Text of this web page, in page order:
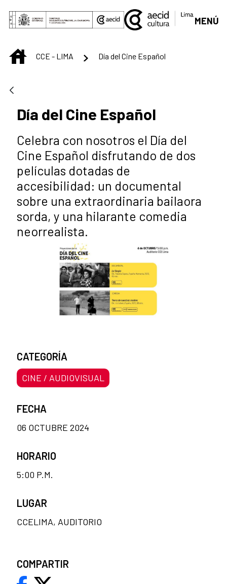
Saltar al contenido principal
MENÚ
INICIOCCE - LIMA Día del Cine Español
Día del Cine Español
Celebra con nosotros el Día del
Cine Español disfrutando de dos
películas dotadas de
accesibilidad: un documental
sobre una extraordinaria bailaora
sorda, y una hilarante comedia
neorrealista.
CATEGORÍA
CINE / AUDIOVISUAL
FECHA
06 OCTUBRE 2024
HORARIO
5:00 P.M.
LUGAR
CCELIMA, AUDITORIO
COMPARTIR